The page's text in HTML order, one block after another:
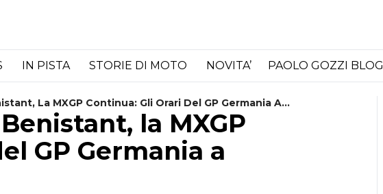
IN PISTA STORIE DI MOTO NOVITA’ PAOLO GOZZI BLOG
La MXGP Continua: Gli Orari Del GP Germania A
la MXGP
GP Germania a